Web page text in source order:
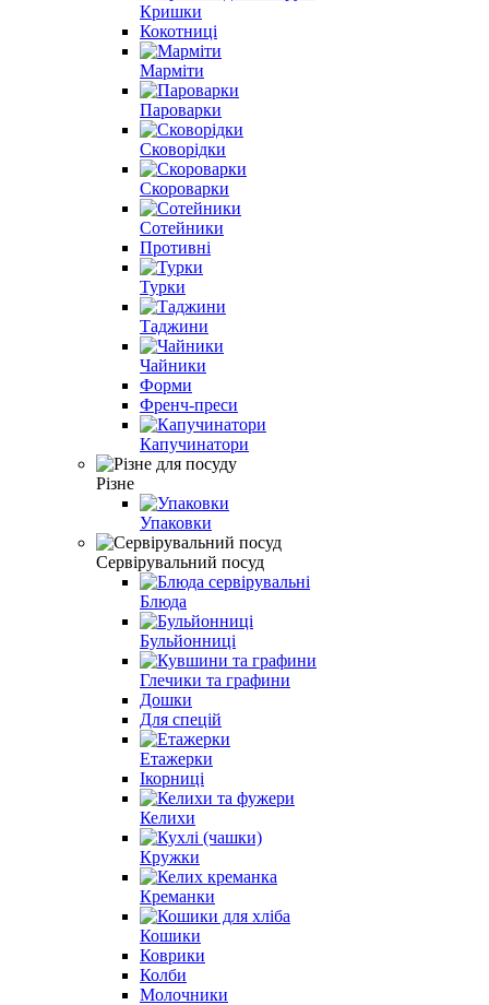
Кришки
Кокотниці
Марміти
Пароварки
Сковорідки
Скороварки
Сотейники
Противні
Турки
Таджини
Чайники
Форми
Френч-преси
Капучинатори
Різне
Упаковки
Сервірувальний посуд
Блюда
Бульйонниці
Глечики та графини
Дошки
Для спецій
Етажерки
Ікорниці
Келихи
Кружки
Креманки
Кошики
Коврики
Колби
Молочники